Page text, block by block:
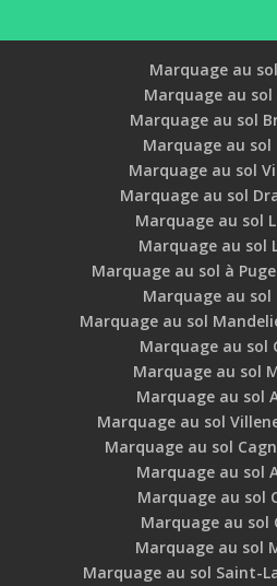
Marquage au
Marquage au sol
Marquage au sol
Marquage au sol
Marquage au sol
Marquage au sol
Marquage au sol
Marquage au sol
Marquage au sol à
Marquage au sol
Marquage au sol
Marquage au sol
Marquage au sol
Marquage au sol
Marquage au sol
Marquage au sol
Marquage au sol
Marquage au sol
Marquage au sol
Marquage au sol
Marquage au sol Saint-